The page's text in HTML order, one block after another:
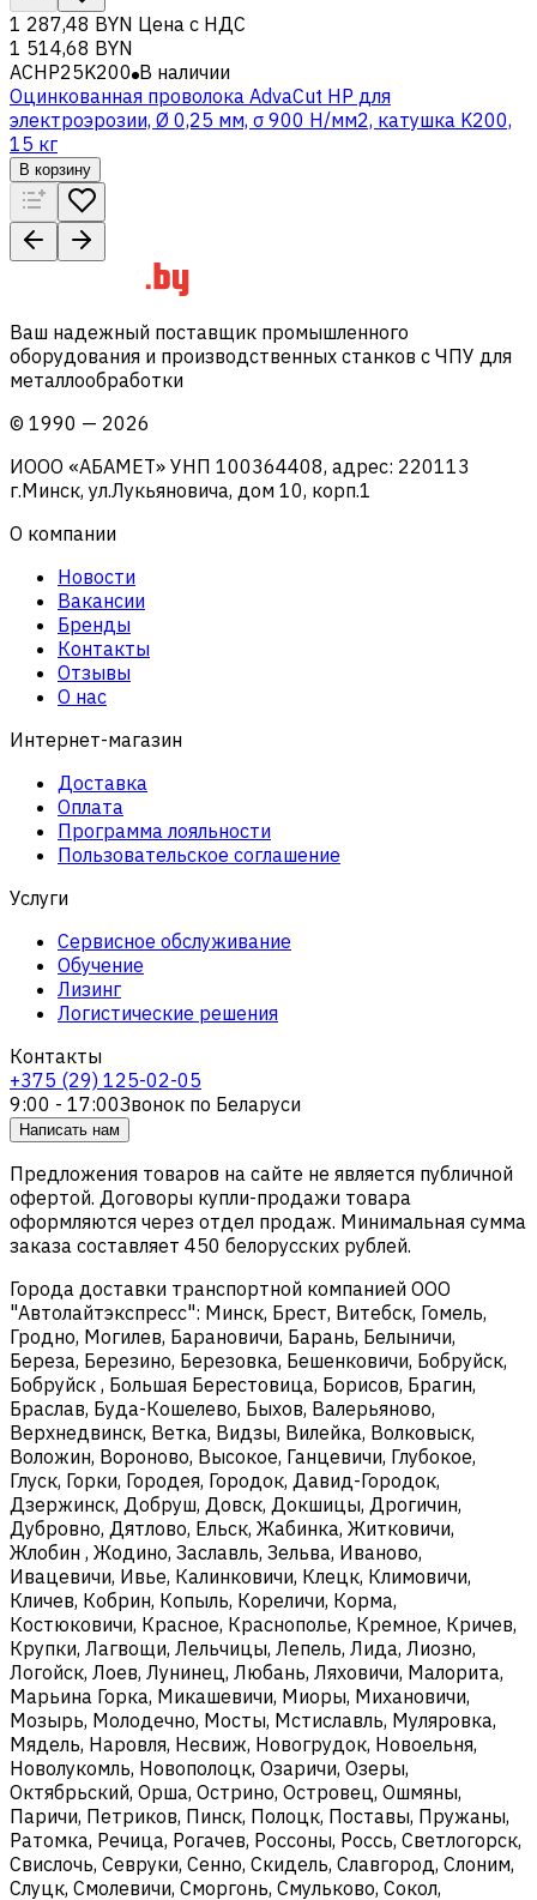
1 287,48 BYN Цена с НДС
1 514,68 BYN
ACHP25K200 В наличии
Оцинкованная проволока AdvaCut HP для
электроэрозии, Ø 0,25 мм, σ 900 Н/мм2, катушка K200,
15 кг
В корзину
Ваш надежный поставщик промышленного
оборудования и производственных станков с ЧПУ для
металлообработки
© 1990 — 2026
ИООО «АБАМЕТ» УНП 100364408, адрес: 220113
г.Минск, ул.Лукьяновича, дом 10, корп.1
О компании
Новости
Вакансии
Бренды
Контакты
Отзывы
О нас
Интернет-магазин
Доставка
Оплата
Программа лояльности
Пользовательское соглашение
Услуги
Сервисное обслуживание
Обучение
Лизинг
Логистические решения
Контакты
+375 (29) 125-02-05
9:00 - 17:00Звонок по Беларуси
Написать нам
Предложения товаров на сайте не является публичной
офертой. Договоры купли-продажи товара
оформляются через отдел продаж. Минимальная сумма
заказа составляет 450 белорусских рублей.
Города доставки транспортной компанией ООО
"Автолайтэкспресс": Минск, Брест, Витебск, Гомель,
Гродно, Могилев, Барановичи, Барань, Белыничи,
Береза, Березино, Березовка, Бешенковичи, Бобруйск,
Бобруйск , Большая Берестовица, Борисов, Брагин,
Браслав, Буда-Кошелево, Быхов, Валерьяново,
Верхнедвинск, Ветка, Видзы, Вилейка, Волковыск,
Воложин, Вороново, Высокое, Ганцевичи, Глубокое,
Глуск, Горки, Городея, Городок, Давид-Городок,
Дзержинск, Добруш, Довск, Докшицы, Дрогичин,
Дубровно, Дятлово, Ельск, Жабинка, Житковичи,
Жлобин , Жодино, Заславль, Зельва, Иваново,
Ивацевичи, Ивье, Калинковичи, Клецк, Климовичи,
Кличев, Кобрин, Копыль, Кореличи, Корма,
Костюковичи, Красное, Краснополье, Кремное, Кричев,
Крупки, Лагвощи, Лельчицы, Лепель, Лида, Лиозно,
Логойск, Лоев, Лунинец, Любань, Ляховичи, Малорита,
Марьина Горка, Микашевичи, Миоры, Михановичи,
Мозырь, Молодечно, Мосты, Мстиславль, Муляровка,
Мядель, Наровля, Несвиж, Новогрудок, Новоельня,
Новолукомль, Новополоцк, Озаричи, Озеры,
Октябрьский, Орша, Острино, Островец, Ошмяны,
Паричи, Петриков, Пинск, Полоцк, Поставы, Пружаны,
Ратомка, Речица, Рогачев, Россоны, Россь, Светлогорск,
Свислочь, Севруки, Сенно, Скидель, Славгород, Слоним,
Слуцк, Смолевичи, Сморгонь, Смульково, Сокол,